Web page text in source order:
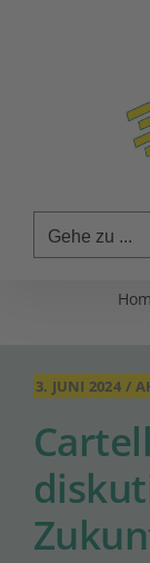
Gehe zu ...
3. JUNI 2024 /